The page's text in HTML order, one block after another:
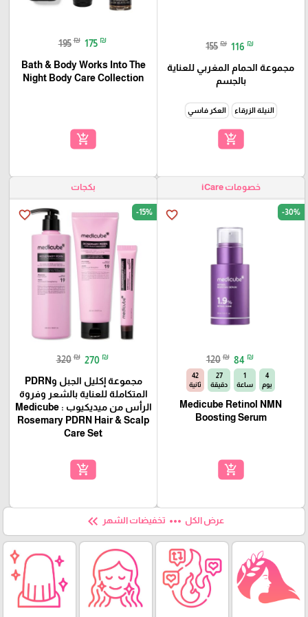
155 ₪ 116 ₪
مجموعة الحمام المغربي للعناية
بالجسم
النيلة الزرقاء العكر فاسي
add_shopping_cart
195 ₪ 175 ₪
Bath & Body Works Into The
Night Body Care Collection
add_shopping_cart
خصومات iCare
favorite_border -30%
120 ₪ 84 ₪
4
يوم
1
ساعة
27
دقيقة
41
ثانية
Medicube Retinol NMN
Boosting Serum
add_shopping_cart
بكجات
favorite_border -15%
320 ₪ 270 ₪
مجموعة إكليل الجبل وPDRN
المتكاملة للعناية بالشعر وفروة
الرأس من ميديكيوب : Medicube
Rosemary PDRN Hair & Scalp
Care Set
add_shopping_cart
عرض الكل more_horiz تخفيضات الشهر keyboard_double_arrow_left